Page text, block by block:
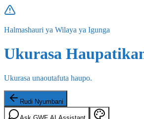
Halmashauri ya Wilaya ya Igunga
Ukurasa
Ukurasa unaoutafuta haupo.
Rudi Nyumbani